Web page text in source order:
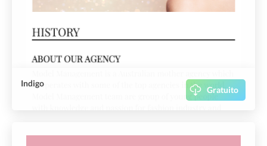
Indigo
Gratuito